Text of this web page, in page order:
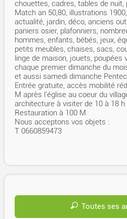
chouettes, cadres, tables de nuit,
Match an 50,80, illustrations
actualité, jardin, déco, anciens
paniers osier, plafonniers,
hommes, enfants, bébés, jeux,
petits meubles, chaises, sacs,
linge de maison, jouets, poupées
chaque premier dimanche du
et aussi samedi dimanche
Entrée gratuite, accès mobilité
M après l'église au coeur du
architecture à visiter de 10 à 18
Restauration à 100 M
Nous acceptons vos objets :
T 0660859473
Toutes ses